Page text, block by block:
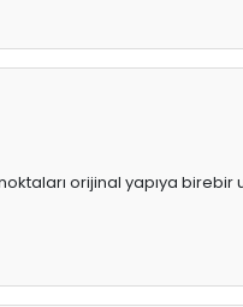
orijinal yapıya birebir